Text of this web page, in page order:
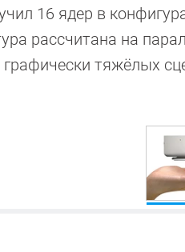
16 ядер в
рассчитана на
тяжёлых